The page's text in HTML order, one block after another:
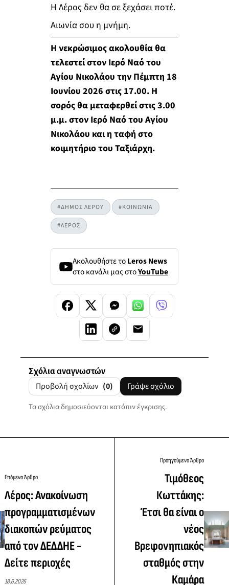
Η Λέρος δεν θα σε ξεχάσει ποτέ.
Αιωνία σου η μνήμη.
Η νεκρώσιμος ακολουθία θα
τελεστεί στον Ιερό Ναό του
Αγίου Νικολάου την Πέμπτη 18
Ιουνίου 2026 στις 17.00. Η
σορός θα μεταφερθεί στις 3.00
μ.μ. στον Ιερό Ναό του Αγίου
Νικολάου και η ταφή στο
κοιμητήριο του Ταξιάρχη.
#ΔΗΜΟΣ ΛΕΡΟΥ #ΚΟΙΝΩΝΙΑ
#ΛΕΡΟΣ
Ακολουθήστε τοLeros News
στο κανάλι μας στοYouTube
Σχόλια αναγνωστών
Προβολή σχολίων (0) Γράψε σχόλιο
Τα σχόλια δημοσιεύονται κατόπιν έγκρισης.
Επόμενο Άρθρο
Λέρος: Ανακοίνωση
προγραμματισμένων
διακοπών ρεύματος
από τον ΔΕΔΔΗΕ -
Δείτε περιοχές
18.6.2026
Προηγούμενο Άρθρο
Τιμόθεος
Κωττάκης:
Έτσι θα είναι ο
νέος
Βρεφονηπιακός
σταθμός στην
Καμάρα